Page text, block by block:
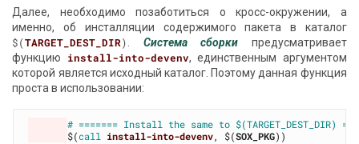
Далее, необходимо позаботиться о кросс-окружении, а
именно, об инсталляции содержимого пакета в каталог
$(TARGET_DEST_DIR). Система сборки предусматривает
функцию install-into-devenv, единственным аргументом
которой является исходный каталог. Поэтому данная функция
проста в использовании:
# ======= Install the same to $(TARGET_DEST_DIR)
$(call install-into-devenv, $(SOX_PKG